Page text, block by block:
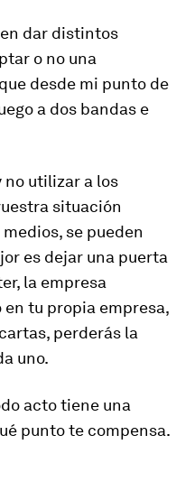
dar distintos
o no una
desde mi punto de
a dos bandas e
no utilizar a los
situación
se pueden
es dejar una puerta
la empresa
tu propia empresa,
perderás la
uno.
acto tiene una
punto te compensa.